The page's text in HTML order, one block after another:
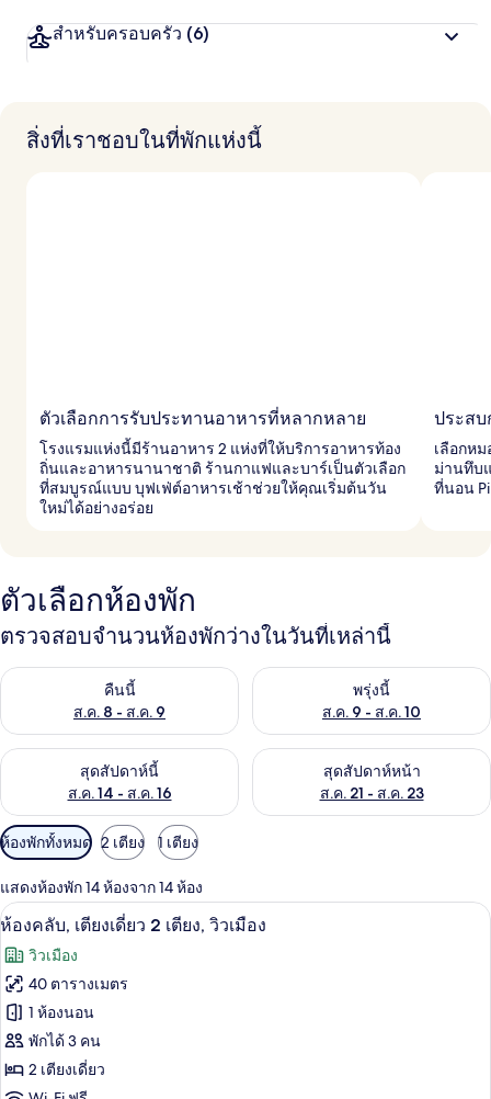
า
ง
สำหรับครอบครัว (6)
สิ่งที่เราชอบในที่พักแห่งนี้
ตัวเลือกการรับประทานอาหารที่หลากหลาย
โรงแรมแห่งนี้มีร้านอาหาร 2 แห่งที่ให้บริการอาหารท้อง
ถิ่นและอาหารนานาชาติ ร้านกาแฟและบาร์เป็นตัวเลือก
ที่สมบูรณ์แบบ บุฟเฟ่ต์อาหารเช้าช่วยให้คุณเริ่มต้นวัน
ใหม่ได้อย่างอร่อย
ประส
เลือกห
ม่านทึบ
ที่นอน
ตัวเลือกห้องพัก
ตรวจสอบจำนวนห้องพักว่างในวันที่เหล่านี้
คืนนี้
ส.ค. 8 - ส.ค. 9
ตรวจสอบจำนวนห้องพักว่างในคืนนี้ ส.ค. 8 - ส.ค. 9พรุ่งนี้
ส.ค. 9 - ส.ค. 10
ตรวจสอบจำนวนห้องพักว่างใน
สุดสัปดาห์นี้
ส.ค. 14 - ส.ค. 16
ตรวจสอบจำนวนห้องพักว่างในสุดสัปดาห์นี้ ส.ค. 14 - ส.ค. 16
สุดสัปดาห์หน้า
ส.ค. 21 - ส.ค. 23
ตรวจสอบจำนวนห้องพักว่างใน
ตัว
กรอง
ที่
มี
ให้
สำหรับ
ห้อง
พัก
ห้องพักทั้งหมด 2 เตียง 1 เตียง
แสดงห้องพัก 14 ห้องจาก 14 ห้อง
เปิด
ภาพถ่าย
ทั้งหมด
ของ
ห้อง
คลับ,
เครื่องนอนระดับพรีเมียม, เตียงพร้อม
9
ห้องคลับ, เตียงเดี่ยว 2 เตียง, วิวเมือง
วิวเมือง
40 ตารางเมตร
1 ห้องนอน
พักได้ 3 คน
2 เตียงเดี่ยว